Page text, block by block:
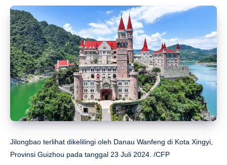
Jilongbao terlihat dikelilingi oleh Danau Wanfeng di Kota Xingyi,
Provinsi Guizhou pada tanggal 23 Juli 2024. /CFP